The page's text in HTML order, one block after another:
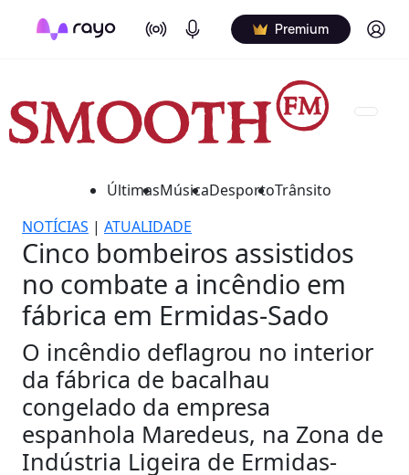
On Air Podcasts Premium Log in
ÚltimasMúsicaDesportoTrânsito
NOTÍCIAS | ATUALIDADE
Cinco bombeiros assistidos
no combate a incêndio em
fábrica em Ermidas-Sado
O incêndio deflagrou no interior
da fábrica de bacalhau
congelado da empresa
espanhola Maredeus, na Zona de
Indústria Ligeira de Ermidas-